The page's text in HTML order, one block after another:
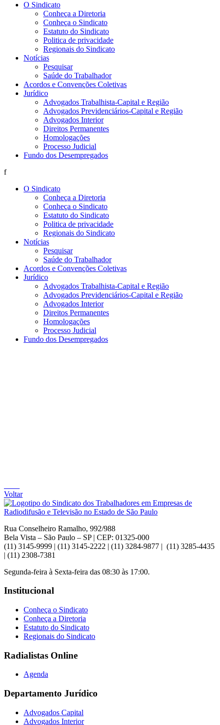
O Sindicato
Conheça a Diretoria
Conheça o Sindicato
Estatuto do Sindicato
Politica de privacidade
Regionais do Sindicato
Notícias
Pesquisar
Saúde do Trabalhador
Acordos e Convenções Coletivas
Jurídico
Advogados Trabalhista-Capital e Região
Advogados Previdenciários-Capital e Região
Advogados Interior
Direitos Permanentes
Homologações
Processo Judicial
Fundo dos Desempregados
f
O Sindicato
Conheça a Diretoria
Conheça o Sindicato
Estatuto do Sindicato
Politica de privacidade
Regionais do Sindicato
Notícias
Pesquisar
Saúde do Trabalhador
Acordos e Convenções Coletivas
Jurídico
Advogados Trabalhista-Capital e Região
Advogados Previdenciários-Capital e Região
Advogados Interior
Direitos Permanentes
Homologações
Processo Judicial
Fundo dos Desempregados
Voltar
Rua Conselheiro Ramalho, 992/988
Bela Vista – São Paulo – SP | CEP: 01325-000
(11) 3145-9999 | (11) 3145-2222 | (11) 3284-9877 | (11) 3285-4435
| (11) 2308-7381
Segunda-feira à Sexta-feira das 08:30 às 17:00.
Institucional
Conheça o Sindicato
Conheça a Diretoria
Estatuto do Sindicato
Regionais do Sindicato
Radialistas Online
Agenda
Departamento Jurídico
Advogados Capital
Advogados Interior